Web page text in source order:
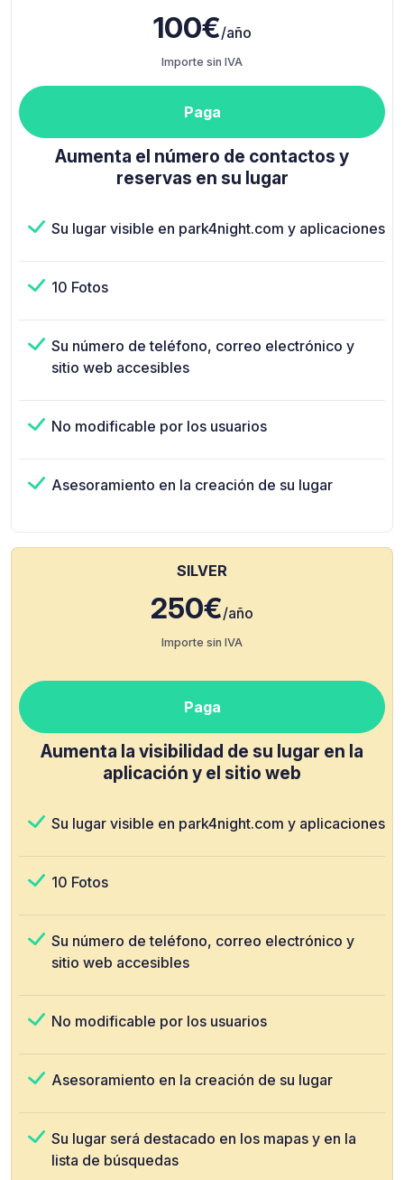
100€/año
Importe sin IVA
Paga
Aumenta el número de contactos y
reservas en su lugar
Su lugar visible en park4night.com y aplicaciones
10 Fotos
Su número de teléfono, correo electrónico y
sitio web accesibles
No modificable por los usuarios
Asesoramiento en la creación de su lugar
SILVER
250€/año
Importe sin IVA
Paga
Aumenta la visibilidad de su lugar en la
aplicación y el sitio web
Su lugar visible en park4night.com y aplicaciones
10 Fotos
Su número de teléfono, correo electrónico y
sitio web accesibles
No modificable por los usuarios
Asesoramiento en la creación de su lugar
Su lugar será destacado en los mapas y en la
lista de búsquedas